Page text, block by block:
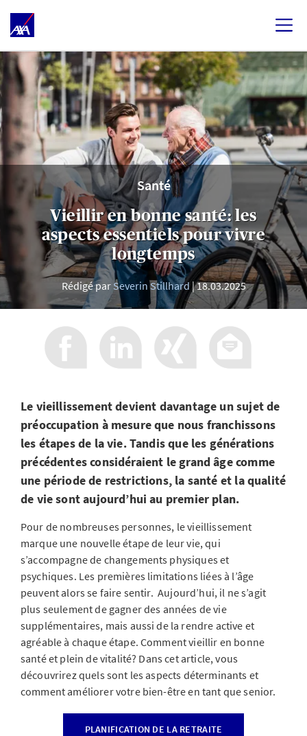
Santé
Vieillir en bonne santé: les
aspects essentiels pour vivre
longtemps
Rédigé par Severin Stillhard 18.03.2025
Le vieillissement devient davantage un sujet de
préoccupation à mesure que nous franchissons
les étapes de la vie. Tandis que les générations
précédentes considéraient le grand âge comme
une période de restrictions, la santé et la qualité
de vie sont aujourd’hui au premier plan.
Pour de nombreuses personnes, le vieillissement
marque une nouvelle étape de leur vie, qui
s’accompagne de changements physiques et
psychiques. Les premières limitations liées à l’âge
peuvent alors se faire sentir. Aujourd’hui, il ne s’agit
plus seulement de gagner des années de vie
supplémentaires, mais aussi de la rendre active et
agréable à chaque étape. Comment vieillir en bonne
santé et plein de vitalité? Dans cet article, vous
découvrirez quels sont les aspects déterminants et
comment améliorer votre bien-être en tant que senior.
PLANIFICATION DE LA RETRAITE